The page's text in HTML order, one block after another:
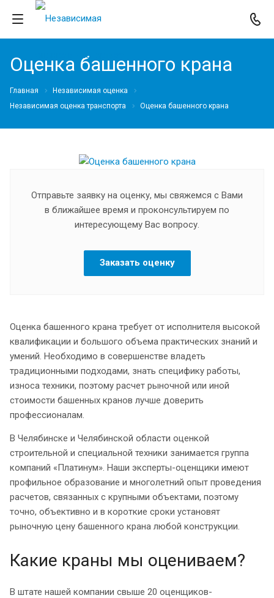
Оценка башенного крана
Главная
Независимая оценка
Независимая оценка транспорта
Оценка башенного крана
Отправьте заявку на оценку, мы свяжемся с Вами
в ближайшее время и проконсультируем по
интересующему Вас вопросу.
Заказать оценку
Оценка башенного крана требует от исполнителя высокой
квалификации и большого объема практических знаний и
умений. Необходимо в совершенстве владеть
традиционными подходами, знать специфику работы,
износа техники, поэтому расчет рыночной или иной
стоимости башенных кранов лучше доверить
профессионалам.
В Челябинске и Челябинской области оценкой
строительной и специальной техники занимается группа
компаний «Платинум». Наши эксперты-оценщики имеют
профильное образование и многолетний опыт проведения
расчетов, связанных с крупными объектами, поэтому
точно, объективно и в короткие сроки установят
рыночную цену башенного крана любой конструкции.
Какие краны мы оцениваем?
В штате нашей компании свыше 20 оценщиков-